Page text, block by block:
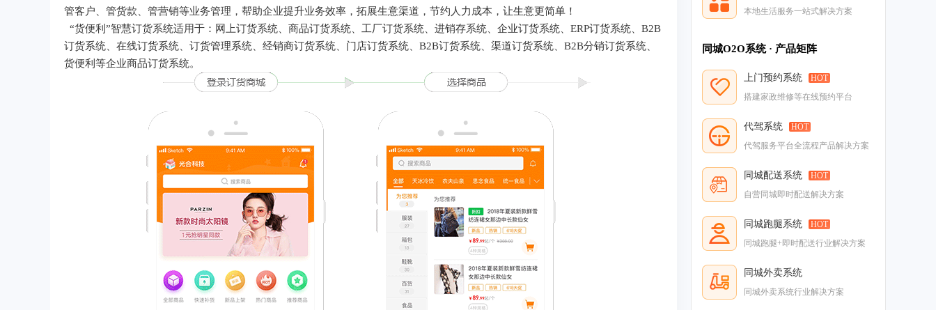
管客户、管货款、管营销等业务管理，帮助企业提升业务效率，拓展生意渠道，节约人力成本，让生意更简单！
“货便利”智慧订货系统适用于：网上订货系统、商品订货系统、工厂订货系统、进销存系统、企业订货系统、ERP订货系统、B2B
订货系统、在线订货系统、订货管理系统、经销商订货系统、门店订货系统、B2B订货系统、渠道订货系统、B2B分销订货系统、
货便利等企业商品订货系统。
本地生活服务一站式解决方案
同城O2O系统 · 产品矩阵
上门预约系统
HOT
搭建家政维修等在线预约平台
代驾系统
HOT
代驾服务平台全流程产品解决方案
同城配送系统
HOT
自营同城即时配送解决方案
同城跑腿系统
HOT
同城跑腿+即时配送行业解决方案
同城外卖系统
同城外卖系统行业解决方案